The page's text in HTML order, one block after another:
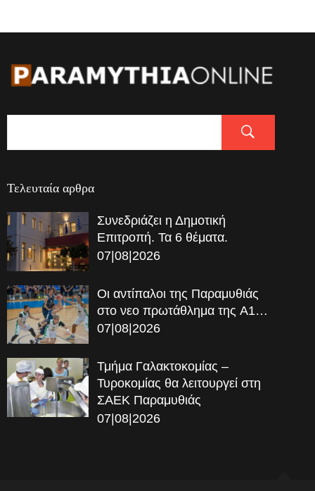
Τελευταία αρθρα
Συνεδριάζει η Δημοτική
Επιτροπή. Τα 6 θέματα.
07|08|2026
Οι αντίπαλοι της Παραμυθιάς
στο νεο πρωτάθλημα της A1…
07|08|2026
Τμήμα Γαλακτοκομίας –
Τυροκομίας θα λειτουργεί στη
ΣΑΕΚ Παραμυθιάς
07|08|2026